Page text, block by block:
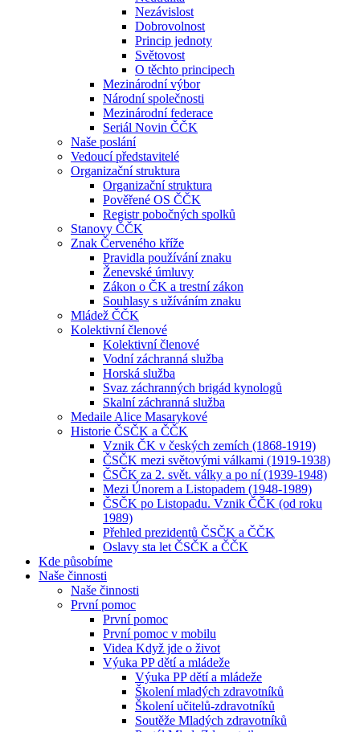
Nezávislost
Dobrovolnost
Princip jednoty
Světovost
O těchto principech
Mezinárodní výbor
Národní společnosti
Mezinárodní federace
Seriál Novin ČČK
Naše poslání
Vedoucí představitelé
Organizační struktura
Organizační struktura
Pověřené OS ČČK
Registr pobočných spolků
Stanovy ČČK
Znak Červeného kříže
Pravidla používání znaku
Ženevské úmluvy
Zákon o ČK a trestní zákon
Souhlasy s užíváním znaku
Mládež ČČK
Kolektivní členové
Kolektivní členové
Vodní záchranná služba
Horská služba
Svaz záchranných brigád kynologů
Skalní záchranná služba
Medaile Alice Masarykové
Historie ČSČK a ČČK
Vznik ČK v českých zemích (1868-1919)
ČSČK mezi světovými válkami (1919-1938)
ČSČK za 2. svět. války a po ní (1939-1948)
Mezi Únorem a Listopadem (1948-1989)
ČSČK po Listopadu. Vznik ČČK (od roku
1989)
Přehled prezidentů ČSČK a ČČK
Oslavy sta let ČSČK a ČČK
Kde působíme
Naše činnosti
Naše činnosti
První pomoc
První pomoc
První pomoc v mobilu
Videa Když jde o život
Výuka PP dětí a mládeže
Výuka PP dětí a mládeže
Školení mladých zdravotníků
Školení učitelů-zdravotníků
Soutěže Mladých zdravotníků